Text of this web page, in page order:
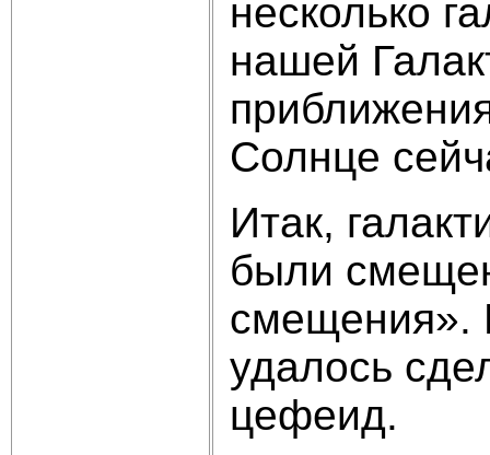
несколько
нашей
Солнце
Итак,
были
смещения».
удалось
цефеид.